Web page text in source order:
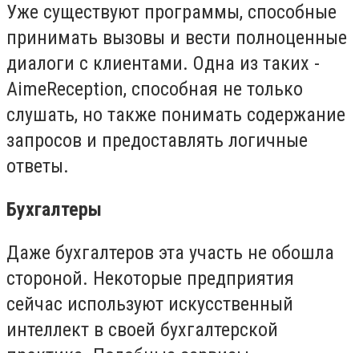
Уже существуют программы, способные
принимать вызовы и вести полноценные
диалоги с клиентами. Одна из таких -
AimeReception, способная не только
слушать, но также понимать содержание
запросов и предоставлять логичные
ответы.
Бухгалтеры
Даже бухгалтеров эта участь не обошла
стороной. Некоторые предприятия
сейчас используют искусственный
интеллект в своей бухгалтерской